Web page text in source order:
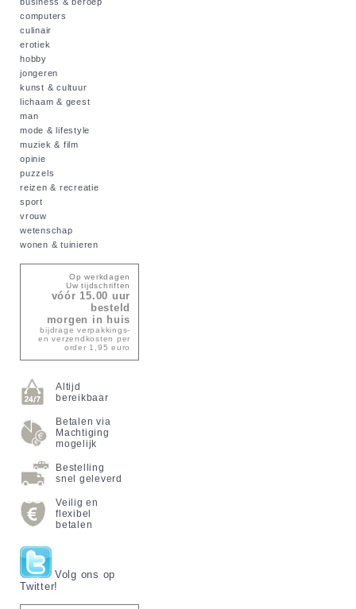
computers
culinair
erotiek
hobby
jongeren
kunst & cultuur
lichaam & geest
man
mode & lifestyle
muziek & film
opinie
puzzels
reizen & recreatie
sport
vrouw
wetenschap
wonen & tuinieren
Op werkdagen
Uw tijdschriften
vóór 15.00 uur
besteld
morgen in huis
bijdrage verpakkings-
en verzendkosten per
order 1,95 euro
Altijd
bereikbaar
Betalen via
Machtiging
mogelijk
Bestelling
snel geleverd
Veilig en
flexibel
betalen
Volg ons op
Twitter!